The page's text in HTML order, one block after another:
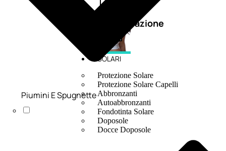
Colorazione
SOLARI
Protezione Solare
Protezione Solare Capelli
Abbronzanti
Autoabbronzanti
Fondotinta Solare
Doposole
Docce Doposole
Piumini E Spugnette